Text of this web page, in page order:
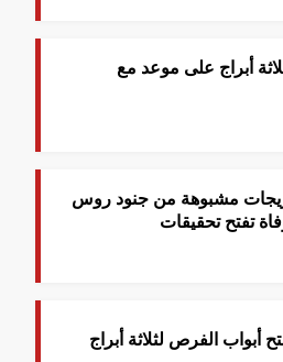
6 آب... ثلاثة أبراج على موعد مع
زيجات مشبوهة من جنود روس
تفتح تحقيقات